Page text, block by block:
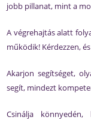
jobb pillanat, mint a
A végrehajtás alatt
működik! Kérdezzen,
Akarjon segítséget,
segít, mindezt
Csinálja